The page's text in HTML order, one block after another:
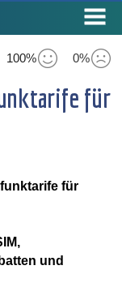
100% 0%
für
für
und